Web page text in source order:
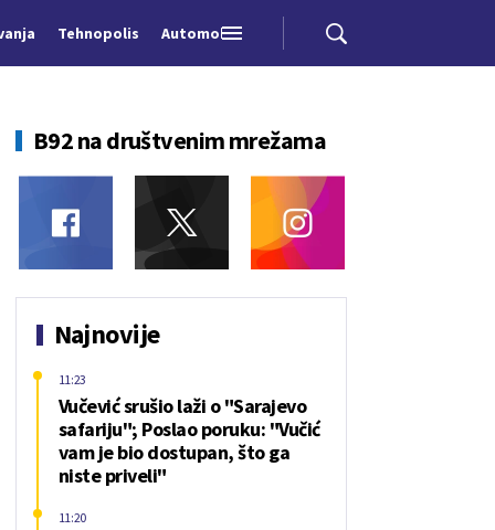
Tehnopolis Automobili
B92 na društvenim mrežama
Najnovije
Vučević srušio laži o "Sarajevo
safariju"; Poslao poruku: "Vučić
vam je bio dostupan, što ga
niste priveli"
11:23
11:20